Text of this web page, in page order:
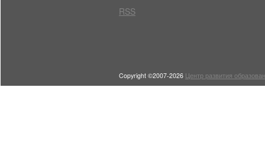
RSS
Copyright ©2007-2026 Центр развития